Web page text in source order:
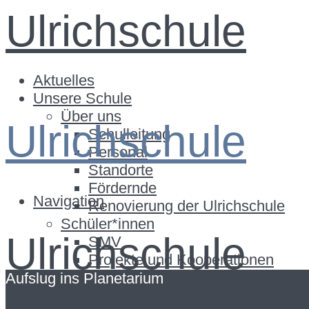
Ulrichschule
Aktuelles
Unsere Schule
Über uns
Schulleitung
Personal
Standorte
Fördernde
Renovierung der Ulrichschule
Schüler*innen
SMV
Projekte und Kooperationen
Eltern
Ulrichschule
Navigation
Ulrichschule
Aufslug ins Planetarium